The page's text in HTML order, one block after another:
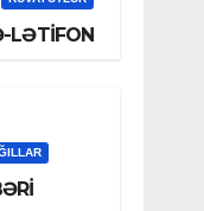
LƏTİFON